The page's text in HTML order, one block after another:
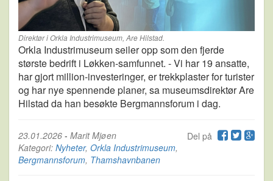
Direktør i Orkla Industrimuseum, Are Hilstad.
Orkla Industrimuseum seiler opp som den fjerde
største bedrift i Løkken-samfunnet. - Vi har 19 ansatte,
har gjort million-investeringer, er trekkplaster for turister
og har nye spennende planer, sa museumsdirektør Are
Hilstad da han besøkte Bergmannsforum i dag.
Del på
23.01.2026 - Marit Mjøen
Kategori: Nyheter, Orkla Industrimuseum,
Bergmannsforum, Thamshavnbanen